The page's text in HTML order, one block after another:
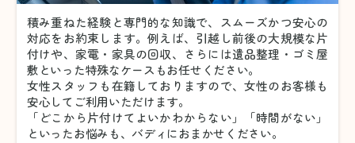
積み重ねた経験と専門的な知識で、スムーズかつ安心の
対応をお約束します。例えば、引越し前後の大規模な片
付けや、家電・家具の回収、さらには遺品整理・ゴミ屋
敷といった特殊なケースもお任せください。
女性スタッフも在籍しておりますので、女性のお客様も
安心してご利用いただけます。
「どこから片付けてよいかわからない」「時間がない」
といったお悩みも、バディにおまかせください。